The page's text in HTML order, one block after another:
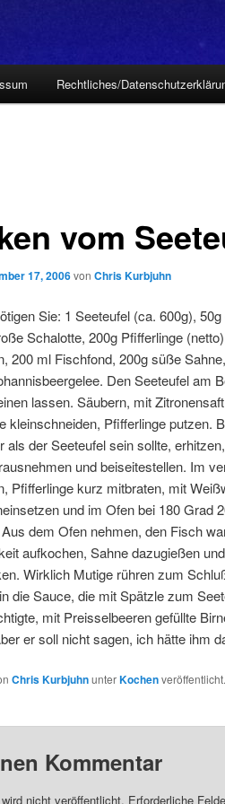
Rechtliches/
vom
17, 2006von Chris Kurbjuhn
Sie: 1 Seeteufel (ca. 600g),
Schalotte, 200g Pfifferlinge
200 ml Fischfond, 200g süße
Den Seeteufel am
lassen. Säubern, mit
kleinschneiden, Pfifferlinge putzen.
als der Seeteufel sein sollte,
und beiseitestellen. Im
Pfifferlinge kurz mitbraten, mit
und im Ofen bei 180 Grad
dem Ofen nehmen, den Fisch
aufkochen, Sahne dazugießen
Wirklich Mutige rühren zum
die Sauce, die mit Spätzle zum
mit Preisselbeeren gefüllte
er soll nicht sagen, ich hätte ihm
Chris KurbjuhnunterKochen
Kommentar
nicht veröffentlicht. Erforderliche